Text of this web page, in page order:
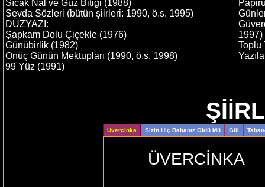
Sıcak Nal ve Güz Bitiği (1988)
Sevda Sözleri (bütün şiirleri: 1990, ö.s. 1995)
DÜZYAZI:
Şapkam Dolu Çiçekle (1976)
Günübirlik (1982)
Onüç Günün Mektupları (1990, ö.s. 1998)
99 Yüz (1991)
1997)
Toplu
Üvercinka Sizin Hiç Babanız Öldü Mü Gül
ÜVERCİNKA